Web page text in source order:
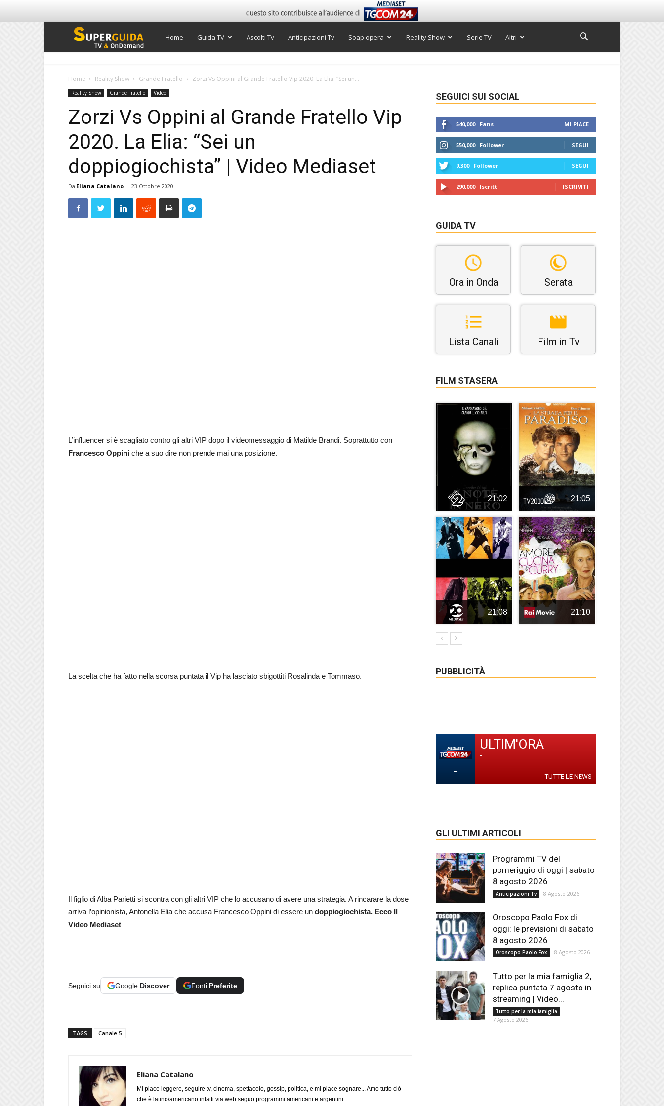
Super
TV
Home Guida TV Ascolti Tv Anticipazioni Tv Soap opera Reality Show Serie TV Altri
Home Reality Show Grande Fratello Zorzi Vs Oppini al Grande Fratello Vip 2020. La Elia: “Sei un...
Reality Show Grande Fratello Video
Zorzi Vs Oppini al Grande Fratello Vip
2020. La Elia: “Sei un
doppiogiochista” | Video Mediaset
Da Eliana Catalano - 23 Ottobre 2020
L’influencer si è scagliato contro gli altri VIP dopo il videomessaggio di Matilde Brandi. Soprattutto con
Francesco Oppini che a suo dire non prende mai una posizione.
La scelta che ha fatto nella scorsa puntata il Vip ha lasciato sbigottiti Rosalinda e Tommaso.
Il figlio di Alba Parietti si scontra con gli altri VIP che lo accusano di avere una strategia. A rincarare la dose
arriva l’opinionista, Antonella Elia che accusa Francesco Oppini di essere un doppiogiochista. Ecco Il
Video Mediaset
Seguici su Google Discover Fonti Preferite
TAGS Canale 5
Eliana Catalano
Mi piace leggere, seguire tv, cinema, spettacolo, gossip, politica, e mi piace sognare... Amo tutto ciò
che è latino/americano infatti via web seguo programmi americani e argentini.
SEGUICI SUI SOCIAL
540,000 Fans MI PIACE
550,000 Follower SEGUI
9,300 Follower SEGUI
290,000 Iscritti ISCRIVITI
GUIDA TV
Ora in Onda Serata
Lista Canali Film in Tv
FILM STASERA
21:02 21:05
21:08 21:10
PUBBLICITÀ
-
ULTIM'ORA
-
TUTTE LE NEWS
GLI ULTIMI ARTICOLI
Programmi TV del
pomeriggio di oggi | sabato
8 agosto 2026
Anticipazioni Tv 8 Agosto 2026
Oroscopo Paolo Fox di
oggi: le previsioni di sabato
8 agosto 2026
Oroscopo Paolo Fox 8 Agosto 2026
Tutto per la mia famiglia 2,
replica puntata 7 agosto in
streaming | Video...
Tutto per la mia famiglia
7 Agosto 2026